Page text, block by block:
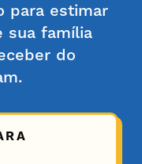
para estimar
sua família
do